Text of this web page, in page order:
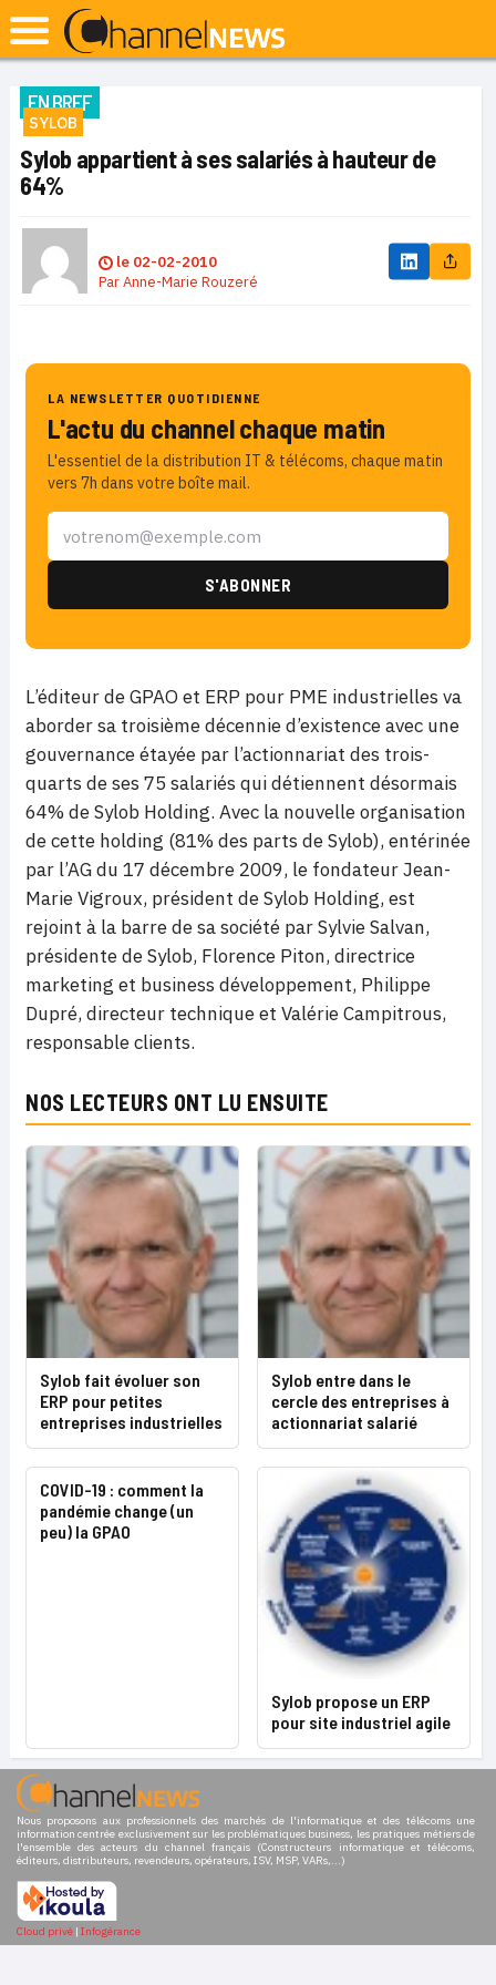
EN BREF
SYLOB
Sylob appartient à ses salariés à hauteur de
64%
le 02-02-2010
ParAnne-Marie Rouzeré
LA NEWSLETTER QUOTIDIENNE
L'actu du channel chaque matin
L'essentiel de la distribution IT & télécoms, chaque matin
vers 7h dans votre boîte mail.
L’éditeur de GPAO et ERP pour PME industrielles va
aborder sa troisième décennie d’existence avec une
gouvernance étayée par l’actionnariat des trois-
quarts de ses 75 salariés qui détiennent désormais
64% de Sylob Holding. Avec la nouvelle organisation
de cette holding (81% des parts de Sylob), entérinée
par l’AG du 17 décembre 2009, le fondateur Jean-
Marie Vigroux, président de Sylob Holding, est
rejoint à la barre de sa société par Sylvie Salvan,
présidente de Sylob, Florence Piton, directrice
marketing et business développement, Philippe
Dupré, directeur technique et Valérie Campitrous,
responsable clients.
NOS LECTEURS ONT LU ENSUITE
Sylob fait évoluer son
ERP pour petites
entreprises industrielles
Sylob entre dans le
cercle des entreprises à
actionnariat salarié
COVID-19 : comment la
pandémie change (un
peu) la GPAO
Sylob propose un ERP
pour site industriel agile
Nous proposons aux professionnels des marchés de l'informatique et des télécoms une
information centrée exclusivement sur les problématiques business, les pratiques métiers de
l'ensemble des acteurs du channel français (Constructeurs informatique et télécoms,
éditeurs, distributeurs, revendeurs, opérateurs, ISV, MSP, VARs,...)
Cloud privé | Infogérance